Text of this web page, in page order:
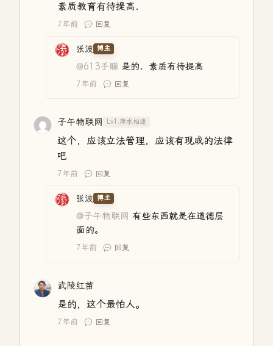
素质教育有待提高．
7年前 回复
张波 博主
@613手赚 是的，素质有待提高
7年前 回复
子午物联网 Lv1.萍水相逢
这个，应该立法管理，应该有现成的法律
吧
7年前 回复
张波 博主
@子午物联网 有些东西就是在道德层
面的。
7年前 回复
武陵红苗
是的，这个最怕人。
7年前 回复